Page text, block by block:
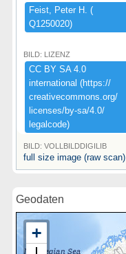
Feist,​ ​Peter ​H.​ ​(​
Q1250020)​
BILD: LIZENZ
CC ​BY ​SA ​4.​0 ​
international ​(​https:​/​/​
creativecommons.​org/​
licenses/​by-​sa/​4.​0/​
legalcode)​
BILD: VOLLBILDDIGILIB
full size image (raw scan)
Geodaten